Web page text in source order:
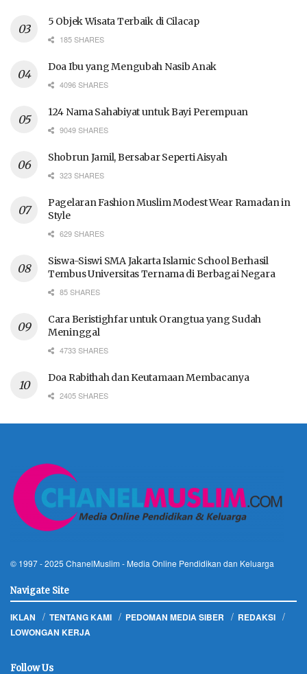
5 Objek Wisata Terbaik di Cilacap
185 SHARES
Doa Ibu yang Mengubah Nasib Anak
4096 SHARES
124 Nama Sahabiyat untuk Bayi Perempuan
9049 SHARES
Shobrun Jamil, Bersabar Seperti Aisyah
323 SHARES
Pagelaran Fashion Muslim Modest Wear Ramadan in
Style
629 SHARES
Siswa-Siswi SMA Jakarta Islamic School Berhasil
Tembus Universitas Ternama di Berbagai Negara
85 SHARES
Cara Beristighfar untuk Orangtua yang Sudah
Meninggal
4733 SHARES
Doa Rabithah dan Keutamaan Membacanya
2405 SHARES
© 1997 - 2025 ChanelMuslim - Media Online Pendidikan dan Keluarga
Navigate Site
IKLAN TENTANG KAMI PEDOMAN MEDIA SIBER
REDAKSI
LOWONGAN KERJA
Follow Us